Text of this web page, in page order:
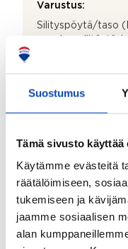
Suostumus
Tämä sivusto käyttää
Käytämme evästeitä
räätälöimiseen,
tukemiseen ja
jaamme sosiaalisen
alan
Varustus:
Silityspöytä/taso
Tilava olohuone
ikkunoista
Seinämateriaalit:
Maali